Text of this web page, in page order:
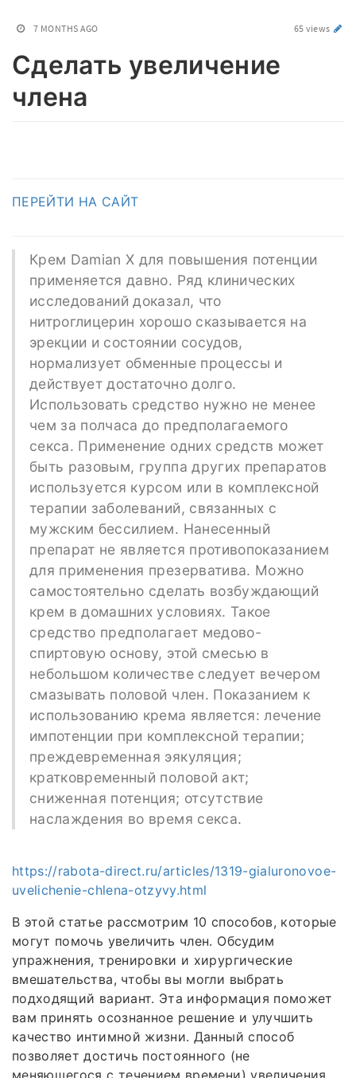
7 MONTHS AGO 65 views
Сделать увеличение
члена
ПЕРЕЙТИ НА САЙТ
Крем Damian X для повышения потенции
применяется давно. Ряд клинических
исследований доказал, что
нитроглицерин хорошо сказывается на
эрекции и состоянии сосудов,
нормализует обменные процессы и
действует достаточно долго.
Использовать средство нужно не менее
чем за полчаса до предполагаемого
секса. Применение одних средств может
быть разовым, группа других препаратов
используется курсом или в комплексной
терапии заболеваний, связанных с
мужским бессилием. Нанесенный
препарат не является противопоказанием
для применения презерватива. Можно
самостоятельно сделать возбуждающий
крем в домашних условиях. Такое
средство предполагает медово-
спиртовую основу, этой смесью в
небольшом количестве следует вечером
смазывать половой член. Показанием к
использованию крема является: лечение
импотенции при комплексной терапии;
преждевременная эякуляция;
кратковременный половой акт;
сниженная потенция; отсутствие
наслаждения во время секса.
https://rabota-direct.ru/articles/1319-gialuronovoe-
uvelichenie-chlena-otzyvy.html
В этой статье рассмотрим 10 способов, которые
могут помочь увеличить член. Обсудим
упражнения, тренировки и хирургические
вмешательства, чтобы вы могли выбрать
подходящий вариант. Эта информация поможет
вам принять осознанное решение и улучшить
качество интимной жизни. Данный способ
позволяет достичь постоянного (не
меняющегося с течением времени) увеличения